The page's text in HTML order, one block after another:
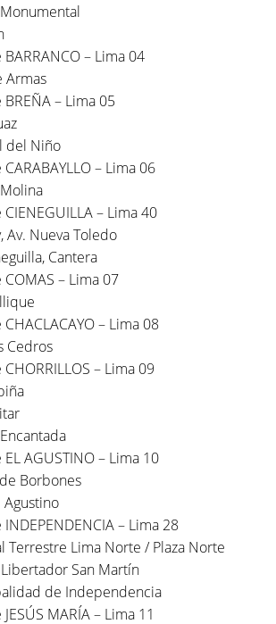
– Lima 04
Armas
– Lima 05
del Niño
– Lima 06
– Lima 40
Av. Nueva Toledo
Cantera
– Lima 07
– Lima 08
Cedros
– Lima 09
AGUSTINO – Lima 10
Borbones
Agustino
– Lima 28
Terrestre Lima Norte / Plaza Norte
San Martín
de Independencia
MARÍA – Lima 11